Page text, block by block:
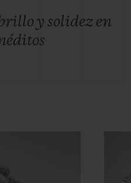
y solidez en